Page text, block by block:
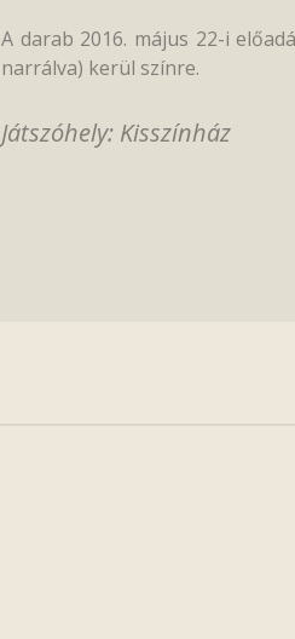
A darab 2016. május 22-i
narrálva) kerül színre.
Játszóhely: Kisszínház